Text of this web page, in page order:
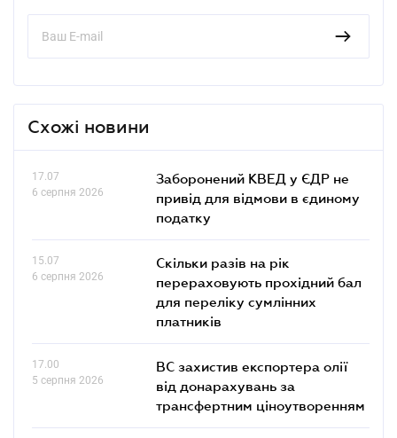
Схожі новини
17.07
6 серпня 2026
Заборонений КВЕД у ЄДР не
привід для відмови в єдиному
податку
15.07
6 серпня 2026
Скільки разів на рік
перераховують прохідний бал
для переліку сумлінних
платників
17.00
5 серпня 2026
ВС захистив експортера олії
від донарахувань за
трансфертним ціноутворенням